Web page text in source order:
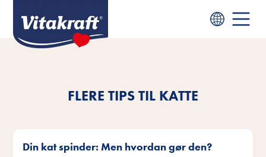
FLERE TIPS TIL KATTE
Din kat spinder: Men hvordan gør den?